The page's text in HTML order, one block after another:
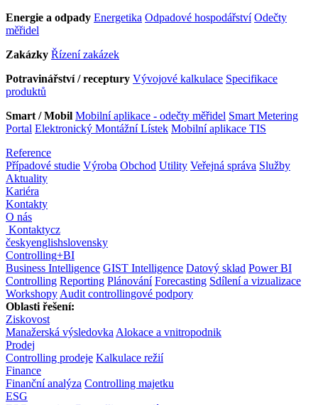
Energie a odpady Energetika Odpadové hospodářství Odečty
měřidel
Zakázky Řízení zakázek
Potravinářství / receptury Vývojové kalkulace Specifikace
produktů
Smart / Mobil Mobilní aplikace - odečty měřidel Smart Metering
Portal Elektronický Montážní Lístek Mobilní aplikace TIS
Reference
Případové studie Výroba Obchod Utility Veřejná správa Služby
Aktuality
Kariéra
Kontakty
O nás
Kontaktycz
českyenglishslovensky
Controlling+BI
Business Intelligence GIST Intelligence Datový sklad Power BI
Controlling Reporting Plánování Forecasting Sdílení a vizualizace
Workshopy Audit controllingové podpory
Oblasti řešení:
Ziskovost
Manažerská výsledovka Alokace a vnitropodnik
Prodej
Controlling prodeje Kalkulace režií
Finance
Finanční analýza Controlling majetku
ESG